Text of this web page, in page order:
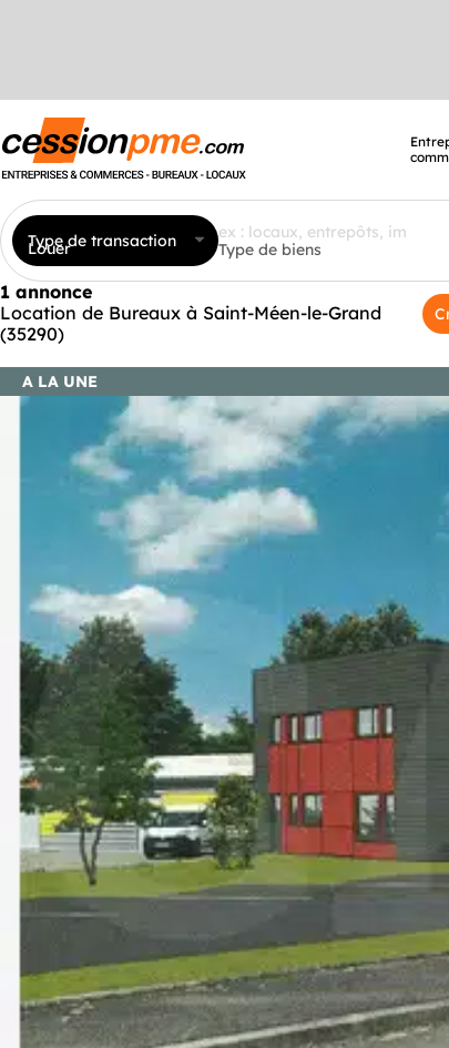
Type de transaction
Louer Type de biens
1 annonce
Location de Bureaux à Saint-Méen-le-Grand
(35290)
A LA UNE